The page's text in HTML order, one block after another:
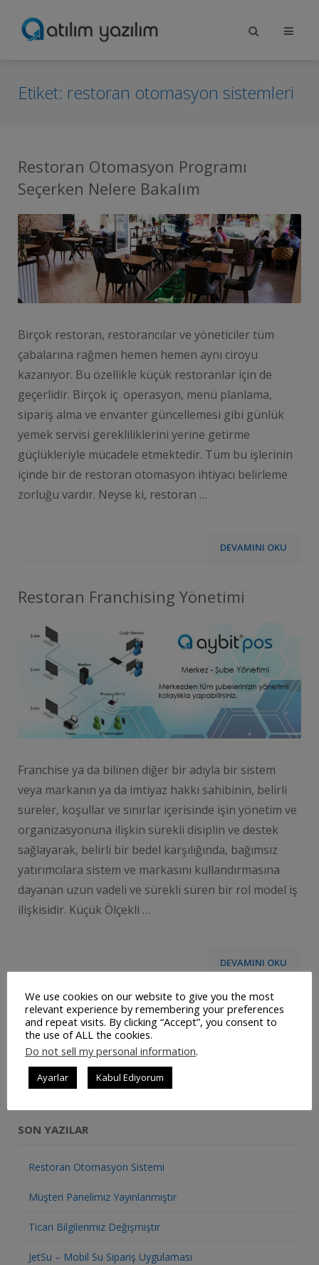
Etiket: restoran otomasyon sistemleri
Restoran Otomasyon Programı
Seçerken Nelere Bakalım
Birçok restoran, restorancılar ve yöneticiler tüm
çabalarına rağmen hemen hemen aynı ciroyu
kazanıyor. Bu özellikle küçük restoranlar için de
geçerlidir. Birçok iç operasyon, menü planlama,
sipariş alma ve envanter güncellemesi gibi günlük
yemek servisi gerekliliklerini yerine getirme
güçlükleriyle mücadele etmektedir. Tüm bu işlerinin
içinde bir de restoran otomasyon ihtiyacı belirleme
zorluğu vardır. Neyse ki, restoran …
DEVAMINI OKU
Restoran Franchising Yönetimi
Franchise ya da bilinen diğer bir adıyla bir sistem
veya markanın ya da imtiyaz hakkı sahibinin, belirli
süreler, koşullar ve sınırlar içerisinde işin yönetim ve
organizasyonuna ilişkin sürekli disiplin ve destek
sağlayarak, belirli bir bedel karşılığında, bağımsız
yatırımcılara sistem ve markasını kullandırmasına
dayanan uzun vadeli ve sürekli süren bir rol model iş
ilişkisidir. Küçük Ölçekli …
DEVAMINI OKU
SOSYAL MEDYADA BIZ
SON YAZILAR
Restoran Otomasyon Sistemi
Müşteri Panelimiz Yayınlanmıştır
Ticari Bilgilerimiz Değişmiştir
JetSu – Mobil Su Sipariş Uygulaması
We use cookies on our website to give you the most
relevant experience by remembering your preferences
and repeat visits. By clicking “Accept”, you consent to
the use of ALL the cookies.
Do not sell my personal information.
Ayarlar Kabul Ediyorum